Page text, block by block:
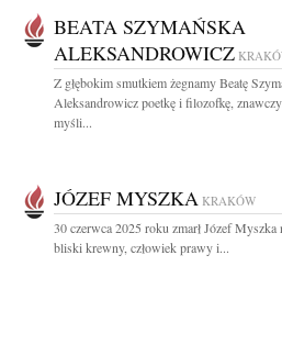
BEATA SZYMAŃSKA
ALEKSANDROWICZ
Z głębokim smutkiem żegnamy Beatę
Aleksandrowicz poetkę i filozofkę,
myśli...
JÓZEF MYSZKA KRAKÓW
30 czerwca 2025 roku zmarł Józef Myszka
bliski krewny, człowiek prawy i...